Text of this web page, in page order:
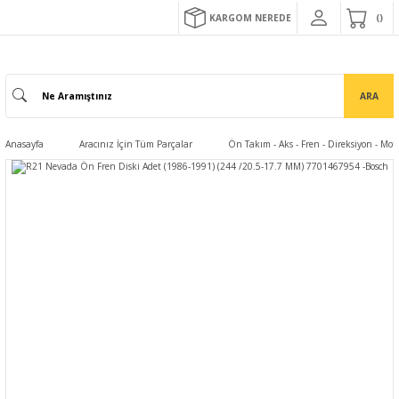
KARGOM NEREDE
ARA
Anasayfa Aracınız İçin Tüm Parçalar Ön Takım - Aks - Fren - Direksiyon -